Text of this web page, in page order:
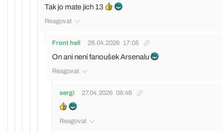
Tak jo mate jich 13
Reagovat
Front hell 26.04.2026 17:05
On ani není fanoušek Arsenalu
Reagovat
sergi 27.04.2026 08:46
Reagovat